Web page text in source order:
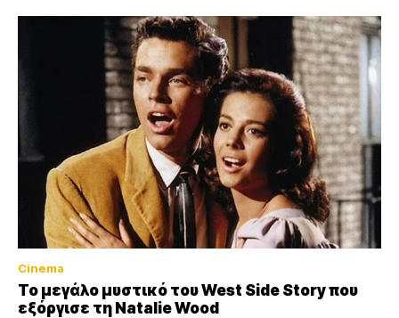
Cinema
Το μεγάλο μυστικό του West Side Story που
εξόργισε τη Natalie Wood